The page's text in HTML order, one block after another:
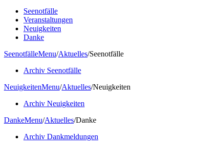
Seenotfälle
Veranstaltungen
Neuigkeiten
Danke
SeenotfälleMenu/Aktuelles/Seenotfälle
Archiv Seenotfälle
NeuigkeitenMenu/Aktuelles/Neuigkeiten
Archiv Neuigkeiten
DankeMenu/Aktuelles/Danke
Archiv Dankmeldungen